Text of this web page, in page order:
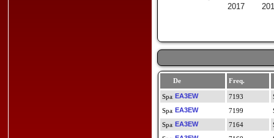
2017
De Freq.
EA3EW
7193
EA3EW
7199
EA3EW
7164